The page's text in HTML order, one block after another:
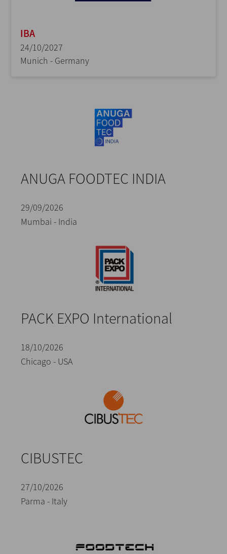
IBA
24/10/2027
Munich - Germany
ANUGA FOODTEC INDIA
29/09/2026
Mumbai - India
PACK EXPO International
18/10/2026
Chicago - USA
CIBUSTEC
27/10/2026
Parma - Italy